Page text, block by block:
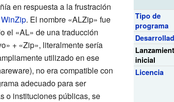
Tipo de
programa
inicial
Licencia
en respuesta a la frustración
WinZip. El nombre «ALZip» fue
el «AL» de una traducción
+ «Zip», literalmente sería
utilizado en ese
no era compatible con
adecuado para ser
o instituciones públicas, se